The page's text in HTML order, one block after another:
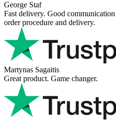
George Staf
Fast delivery. Good
order procedure and delivery.
Martynas Sagaitis
Great product. Game changer.